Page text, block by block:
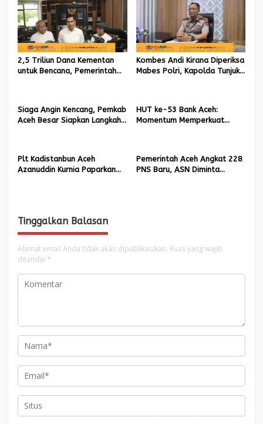
i
p
o
s
2,5 Triliun Dana Kementan
untuk Bencana, Pemerintah
Kombes Andi Kirana Diperiksa
Mabes Polri, Kapolda Tunjuk
Siaga Angin Kencang, Pemkab
Aceh Besar Siapkan Langkah
HUT ke-53 Bank Aceh:
Momentum Memperkuat
Plt Kadistanbun Aceh
Azanuddin Kurnia Paparkan
Pemerintah Aceh Angkat 228
PNS Baru, ASN Diminta
Tinggalkan Balasan
Alamat email Anda tidak akan dipublikasikan. Ruas yang wajib
ditandai *